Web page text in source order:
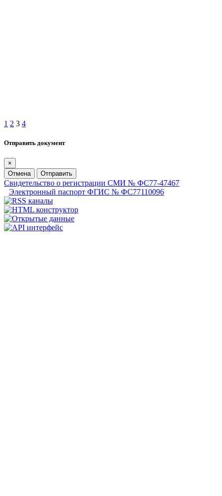
1 2 3 4
Отправить документ
×
Отмена
Отправить
Свидетельство о регистрации СМИ № ФС77-47467
Электронный паспорт ФГИС № ФС77110096